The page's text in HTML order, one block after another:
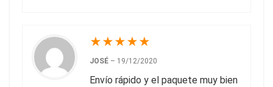
★★★★★
JOSÉ – 19/12/2020
Envío rápido y el paquete muy bien